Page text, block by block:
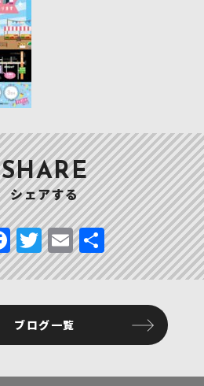
SHARE
シェアする
F
a
c
e
b
o
T
w
it
te
r
E
m
ai
l
共
有
ブログ一覧